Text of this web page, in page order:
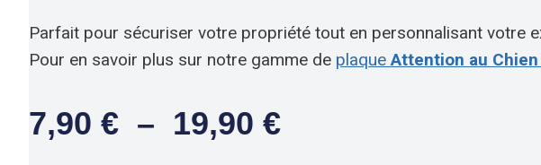
Parfait pour sécuriser votre propriété tout en personnalisant votre
Pour en savoir plus sur notre gamme de plaqueAttention au
7,90 € – 19,90 €Plage